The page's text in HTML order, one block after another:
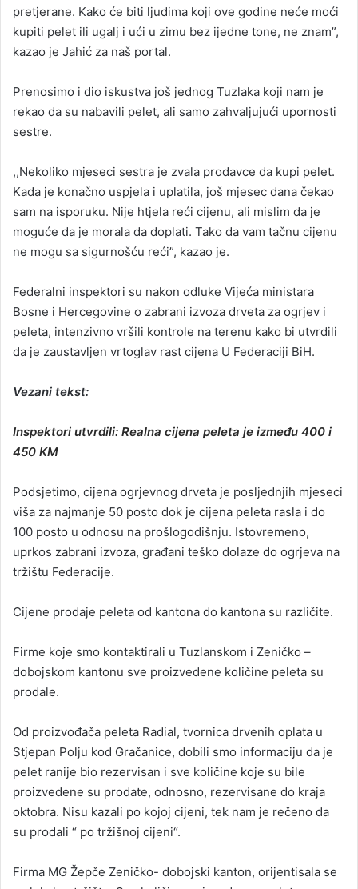
pretjerane. Kako će biti ljudima koji ove godine neće moći
kupiti pelet ili ugalj i ući u zimu bez ijedne tone, ne znam”,
kazao je Jahić za naš portal.
Prenosimo i dio iskustva još jednog Tuzlaka koji nam je
rekao da su nabavili pelet, ali samo zahvaljujući upornosti
sestre.
,,Nekoliko mjeseci sestra je zvala prodavce da kupi pelet.
Kada je konačno uspjela i uplatila, još mjesec dana čekao
sam na isporuku. Nije htjela reći cijenu, ali mislim da je
moguće da je morala da doplati. Tako da vam tačnu cijenu
ne mogu sa sigurnošću reći”, kazao je.
Federalni inspektori su nakon odluke Vijeća ministara
Bosne i Hercegovine o zabrani izvoza drveta za ogrjev i
peleta, intenzivno vršili kontrole na terenu kako bi utvrdili
da je zaustavljen vrtoglav rast cijena U Federaciji BiH.
Vezani tekst:
Inspektori utvrdili: Realna cijena peleta je između 400 i
450 KM
Podsjetimo, cijena ogrjevnog drveta je posljednjih mjeseci
viša za najmanje 50 posto dok je cijena peleta rasla i do
100 posto u odnosu na prošlogodišnju. Istovremeno,
uprkos zabrani izvoza, građani teško dolaze do ogrjeva na
tržištu Federacije.
Cijene prodaje peleta od kantona do kantona su različite.
Firme koje smo kontaktirali u Tuzlanskom i Zeničko –
dobojskom kantonu sve proizvedene količine peleta su
prodale.
Od proizvođača peleta Radial, tvornica drvenih oplata u
Stjepan Polju kod Gračanice, dobili smo informaciju da je
pelet ranije bio rezervisan i sve količine koje su bile
proizvedene su prodate, odnosno, rezervisane do kraja
oktobra. Nisu kazali po kojoj cijeni, tek nam je rečeno da
su prodali “ po tržišnoj cijeni“.
Firma MG Žepče Zeničko- dobojski kanton, orijentisala se